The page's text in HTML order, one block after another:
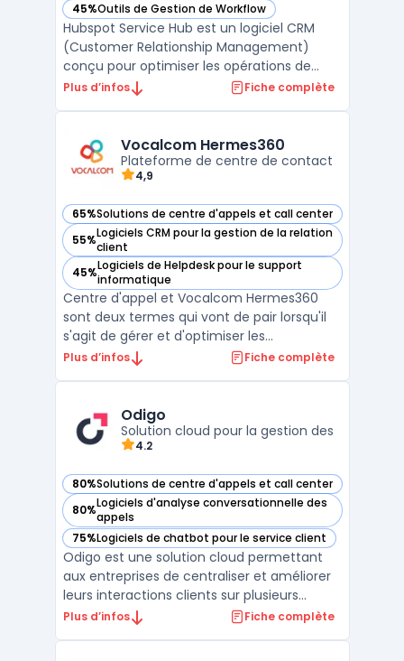
45%Outils de Gestion de Workflow
— voir Hubspot Service Hub dans cette catégorie
Hubspot Service Hub est un logiciel CRM
(Customer Relationship Management)
conçu pour optimiser les opérations de
Commerce & Ventes. Développé par
DG, PDG et indépendants en offrant une
solution complète ...
Plus d’infos Fiche complète
Vocalcom Hermes360
Plateforme de centre de contact
4,9
65%Solutions de centre d'appels et call center
— voir Vocalcom Hermes360 dans cette catégorie
55%Logiciels CRM pour la gestion de la relation
client
— voir Vocalcom Hermes360 dans cette catégorie
45%Logiciels de Helpdesk pour le support
informatique
— voir Vocalcom Hermes360 dans cette catégorie
Centre d'appel et Vocalcom Hermes360
sont deux termes qui vont de pair lorsqu'il
s'agit de gérer et d'optimiser les
performances d'un centre d'appel.
permet de gérer l'interaction client dans un
centre d'appel. Elle offre un ...
Plus d’infos Fiche complète
Odigo
Solution cloud pour la gestion des
4.2
80%Solutions de centre d'appels et call center
— voir Odigo dans cette catégorie
80%Logiciels d'analyse conversationnelle des
appels
— voir Odigo dans cette catégorie
75%Logiciels de chatbot pour le service client
— voir Odigo dans cette catégorie
Odigo est une solution cloud permettant
aux entreprises de centraliser et améliorer
leurs interactions clients sur plusieurs
canaux : téléphone, chat, email et réseaux
Plus d’infos Fiche complète